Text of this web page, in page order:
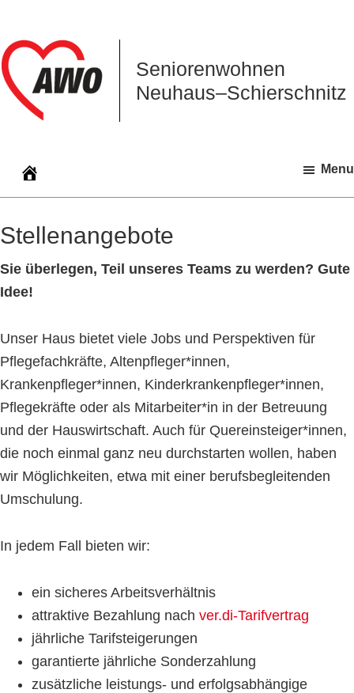
springen
springen
springen
Seniorenwohnen
Neuhaus–Schierschnitz
Menu
Stellenangebote
Sie überlegen, Teil unseres Teams zu werden? Gute
Idee!
Unser Haus bietet viele Jobs und Perspektiven für
Pflegefachkräfte, Altenpfleger*innen,
Krankenpfleger*innen, Kinderkrankenpfleger*innen,
Pflegekräfte oder als Mitarbeiter*in in der Betreuung
und der Hauswirtschaft. Auch für Quereinsteiger*innen,
die noch einmal ganz neu durchstarten wollen, haben
wir Möglichkeiten, etwa mit einer berufsbegleitenden
Umschulung.
In jedem Fall bieten wir:
ein sicheres Arbeitsverhältnis
attraktive Bezahlung nach ver.di-Tarifvertrag
jährliche Tarifsteigerungen
garantierte jährliche Sonderzahlung
zusätzliche leistungs- und erfolgsabhängige